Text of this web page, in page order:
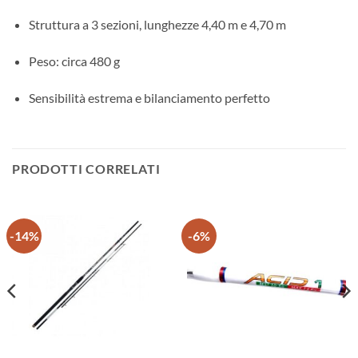
Struttura a 3 sezioni, lunghezze 4,40 m e 4,70 m
Peso: circa 480 g
Sensibilità estrema e bilanciamento perfetto
PRODOTTI CORRELATI
-14% -6%